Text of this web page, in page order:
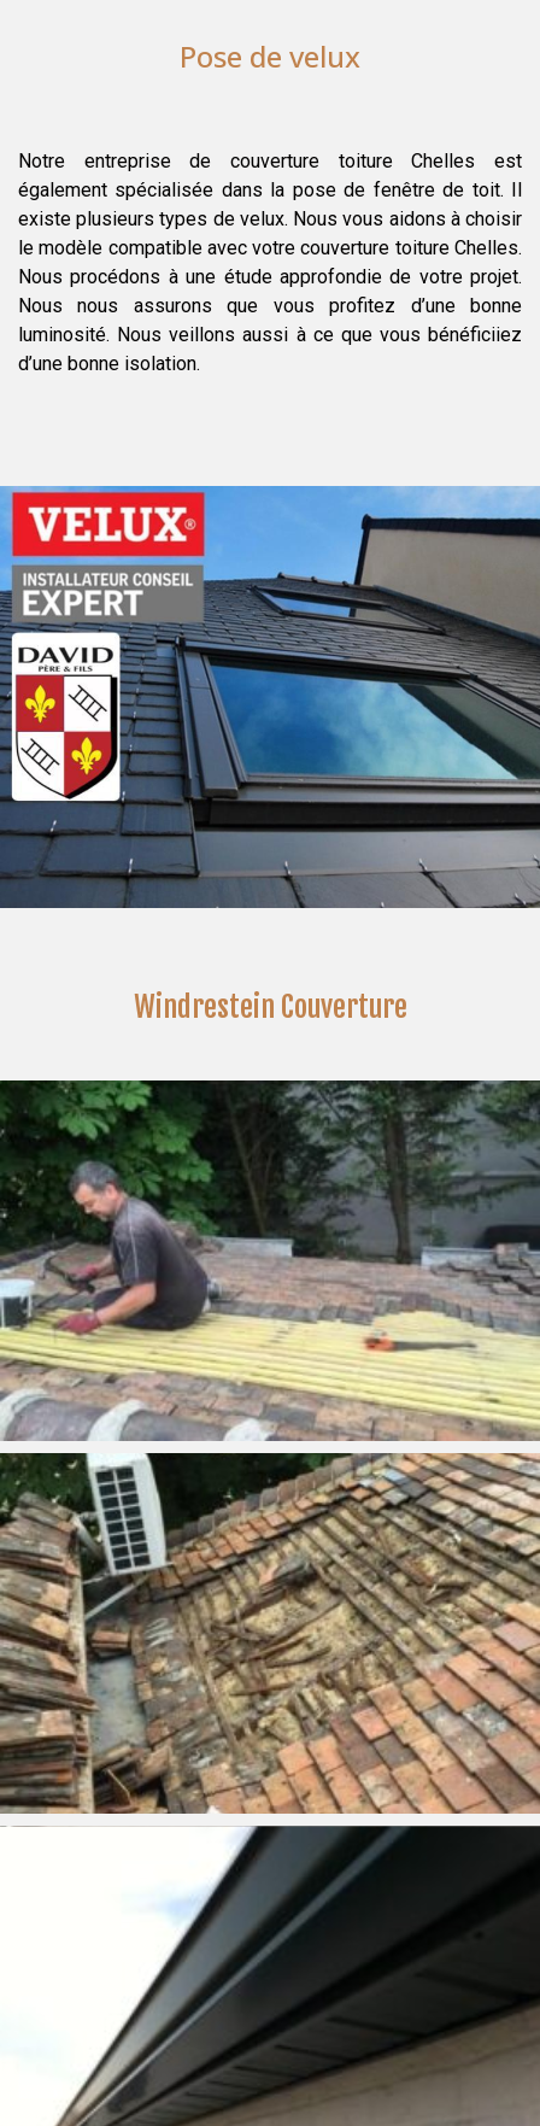
Pose de velux
Notre entreprise de couverture toiture Chelles est
également spécialisée dans la pose de fenêtre de toit. Il
existe plusieurs types de velux. Nous vous aidons à choisir
le modèle compatible avec votre couverture toiture Chelles.
Nous procédons à une étude approfondie de votre projet.
Nous nous assurons que vous profitez d’une bonne
luminosité. Nous veillons aussi à ce que vous bénéficiiez
d’une bonne isolation.
Windrestein Couverture